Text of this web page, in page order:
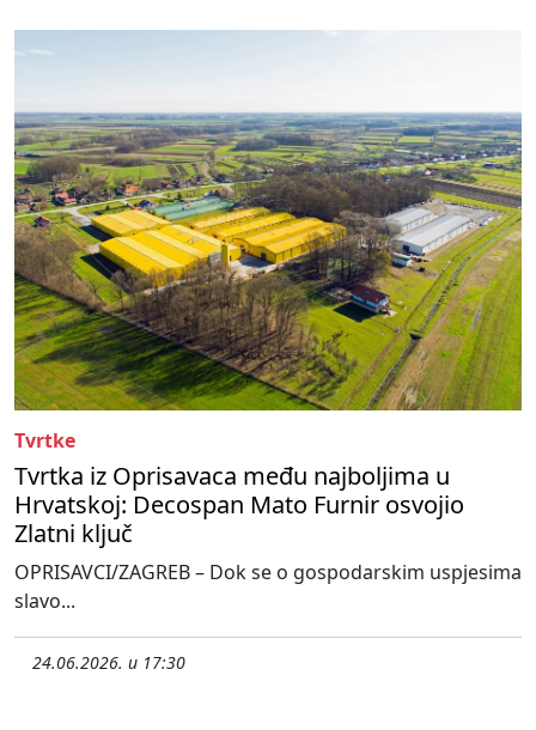
Tvrtke
Tvrtka iz Oprisavaca među najboljima u
Hrvatskoj: Decospan Mato Furnir osvojio
Zlatni ključ
OPRISAVCI/ZAGREB – Dok se o gospodarskim uspjesima
slavo...
24.06.2026. u 17:30